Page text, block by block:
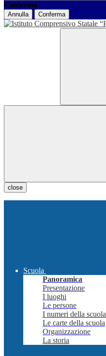
Conferma
Annulla Conferma
close
Scuola
Panoramica
Presentazione
I luoghi
Le persone
I numeri della scuola
Le carte della scuola
Organizzazione
La storia